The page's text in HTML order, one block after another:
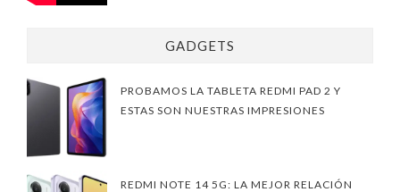
GADGETS
PROBAMOS LA TABLETA REDMI PAD 2 Y
ESTAS SON NUESTRAS IMPRESIONES
REDMI NOTE 14 5G: LA MEJOR RELACIÓN